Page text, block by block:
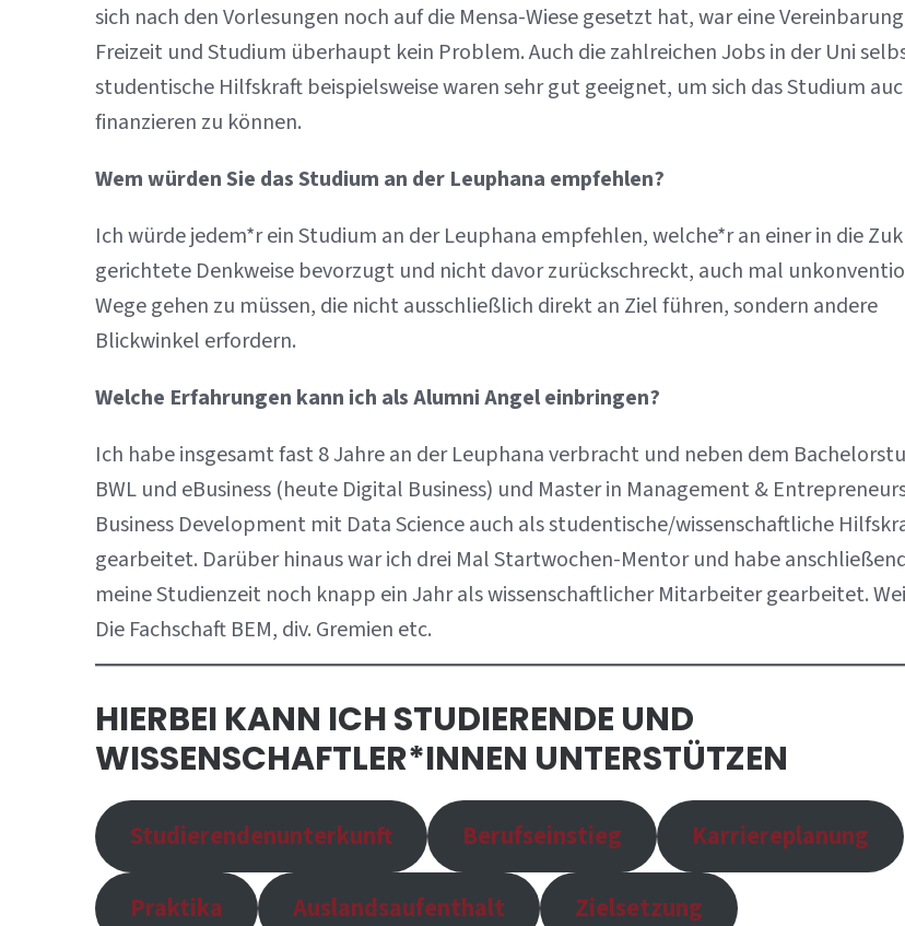
sich nach den Vorlesungen noch auf die Mensa-Wiese gesetzt hat, war eine
Freizeit und Studium überhaupt kein Problem. Auch die zahlreichen Jobs in der Uni
studentische Hilfskraft beispielsweise waren sehr gut geeignet, um sich das Studium
finanzieren zu können.
Wem würden Sie das Studium an der Leuphana empfehlen?
Ich würde jedem*r ein Studium an der Leuphana empfehlen, welche*r an einer in die
gerichtete Denkweise bevorzugt und nicht davor zurückschreckt, auch mal
Wege gehen zu müssen, die nicht ausschließlich direkt an Ziel führen, sondern andere
Blickwinkel erfordern.
Welche Erfahrungen kann ich als Alumni Angel einbringen?
Ich habe insgesamt fast 8 Jahre an der Leuphana verbracht und neben dem
BWL und eBusiness (heute Digital Business) und Master in Management &
Business Development mit Data Science auch als studentische/wissenschaftliche
gearbeitet. Darüber hinaus war ich drei Mal Startwochen-Mentor und habe
meine Studienzeit noch knapp ein Jahr als wissenschaftlicher Mitarbeiter gearbeitet.
Die Fachschaft BEM, div. Gremien etc.
HIERBEI KANN ICH STUDIERENDE UND
WISSENSCHAFTLER*INNEN UNTERSTÜTZEN
Studierendenunterkunft Berufseinstieg Karriereplanung
Praktika Auslandsaufenthalt Zielsetzung